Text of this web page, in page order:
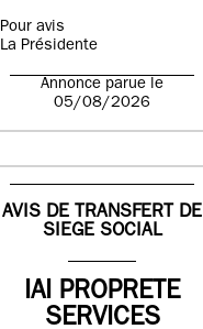
Pour avis
La Présidente
Annonce parue le
05/08/2026
AVIS DE TRANSFERT DE
SIEGE SOCIAL
IAI PROPRETE
SERVICES